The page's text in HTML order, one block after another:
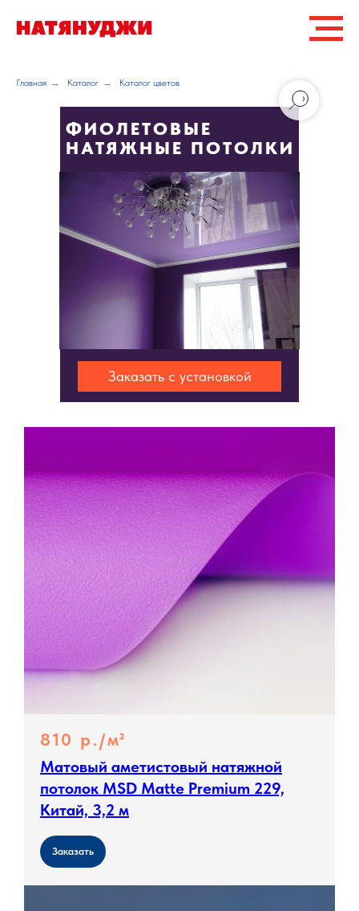
Главная → Каталог → Каталог цветов
ФИОЛЕТОВЫЕ
НАТЯЖНЫЕ ПОТОЛКИ
Заказать с установкой
810 р./м²
Матовый аметистовый натяжной
потолок MSD Matte Premium 229,
Китай, 3,2 м
Заказать